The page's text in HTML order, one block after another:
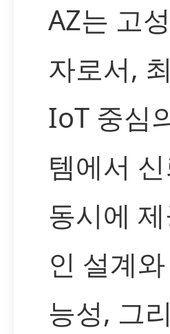
AZ는 고
자로서,
IoT 중심
템에서
동시에
인 설계
능성, 그